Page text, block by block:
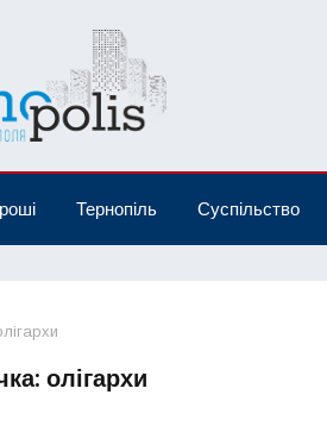
Тернопіль Суспільство
олігархи